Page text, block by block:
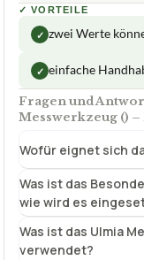
✓ VORTEILE
✓ zwei Werte
✓ einfache
Fragen und
Messwerkzeug ()
Wofür eignet sich
Was ist das
wie wird es
Was ist das Ulmia
verwendet?